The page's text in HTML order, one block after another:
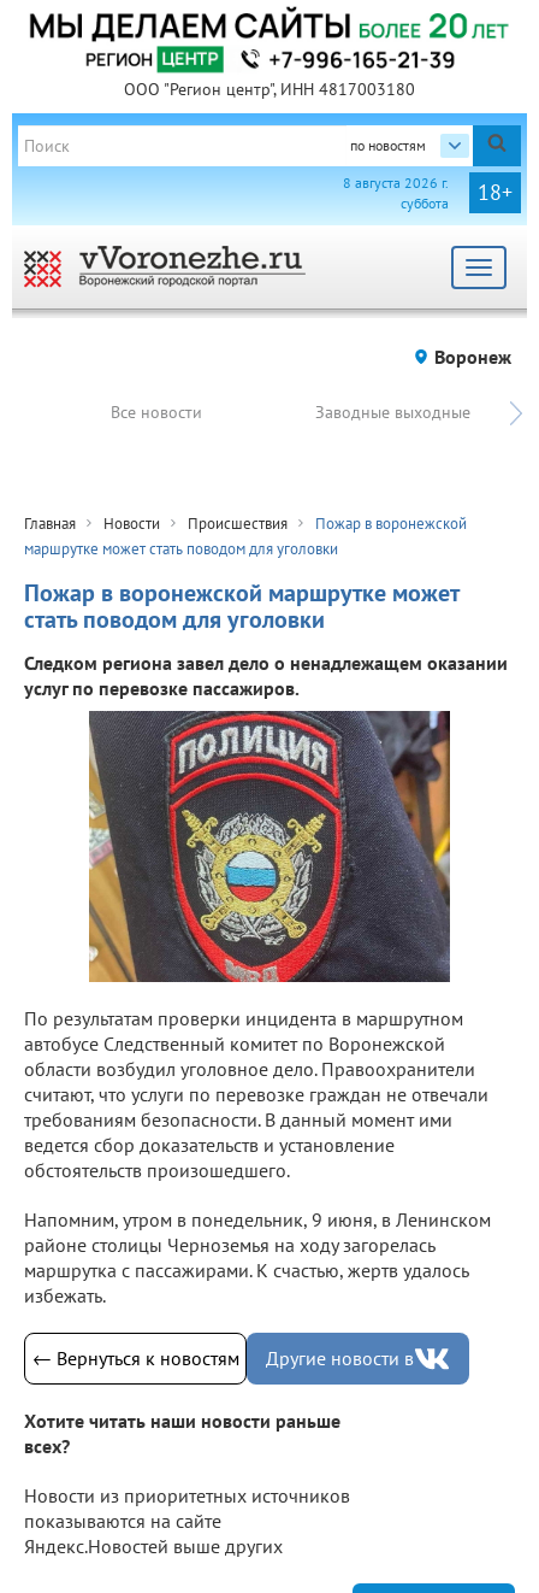
ООО "Регион центр", ИНН 4817003180
по новостям
18+
8 августа 2026 г.
суббота
Toggle
Воронеж
Все новости Заводные выходные
Главная Новости Происшествия
Пожар в воронежской
маршрутке может стать поводом для уголовки
Пожар в воронежской маршрутке может
стать поводом для уголовки
Следком региона завел дело о ненадлежащем оказании
услуг по перевозке пассажиров.
По результатам проверки инцидента в маршрутном
автобусе Следственный комитет по Воронежской
области возбудил уголовное дело. Правоохранители
считают, что услуги по перевозке граждан не отвечали
требованиям безопасности. В данный момент ими
ведется сбор доказательств и установление
обстоятельств произошедшего.
Напомним, утром в понедельник, 9 июня, в Ленинском
районе столицы Черноземья на ходу загорелась
маршрутка с пассажирами. К счастью, жертв удалось
избежать.
← Вернуться к новостям Другие новости в
Хотите читать наши новости раньше
всех?
Новости из приоритетных источников
показываются на сайте
Яндекс.Новостей выше других